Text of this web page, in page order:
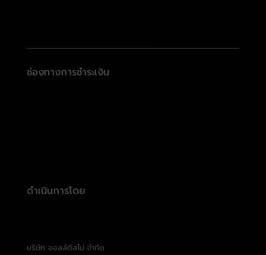
ช่องทางการชำระเงิน
ดำเนินการโดย
บริษัท ออลล์ดิสโม่ จำกัด